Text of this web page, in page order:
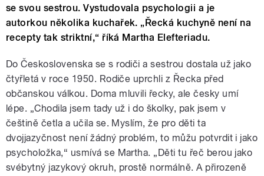
se svou sestrou. Vystudovala psychologii a je
autorkou několika kuchařek. „Řecká kuchyně není na
recepty tak striktní,“ říká Martha Elefteriadu.
Do Československa se s rodiči a sestrou dostala už jako
čtyřletá v roce 1950. Rodiče uprchli z Řecka před
občanskou válkou. Doma mluvili řecky, ale česky umí
lépe. „Chodila jsem tady už i do školky, pak jsem v
češtině četla a učila se. Myslím, že pro děti ta
dvojjazyčnost není žádný problém, to můžu potvrdit i jako
psycholožka,“ usmívá se Martha. „Děti tu řeč berou jako
svébytný jazykový okruh, prostě normálně. A přirozeně